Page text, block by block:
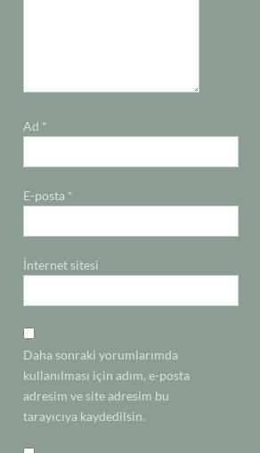
Ad *
E-posta *
İnternet sitesi
Daha sonraki yorumlarımda
kullanılması için adım, e-posta
adresim ve site adresim bu
tarayıcıya kaydedilsin.